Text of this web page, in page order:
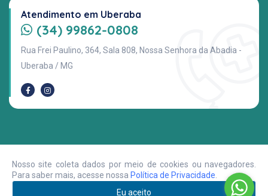
Atendimento em Uberaba
(34) 99862-0808
Rua Frei Paulino, 364, Sala 808, Nossa Senhora da Abadia -
Uberaba / MG
© 2026 Dr. Fausto Fernandes - Ortopedista. Todos os direitos
reservados.
Nosso site coleta dados por meio de cookies ou navegadores.
Para saber mais, acesse nossa Política de Privacidade
Eu aceito